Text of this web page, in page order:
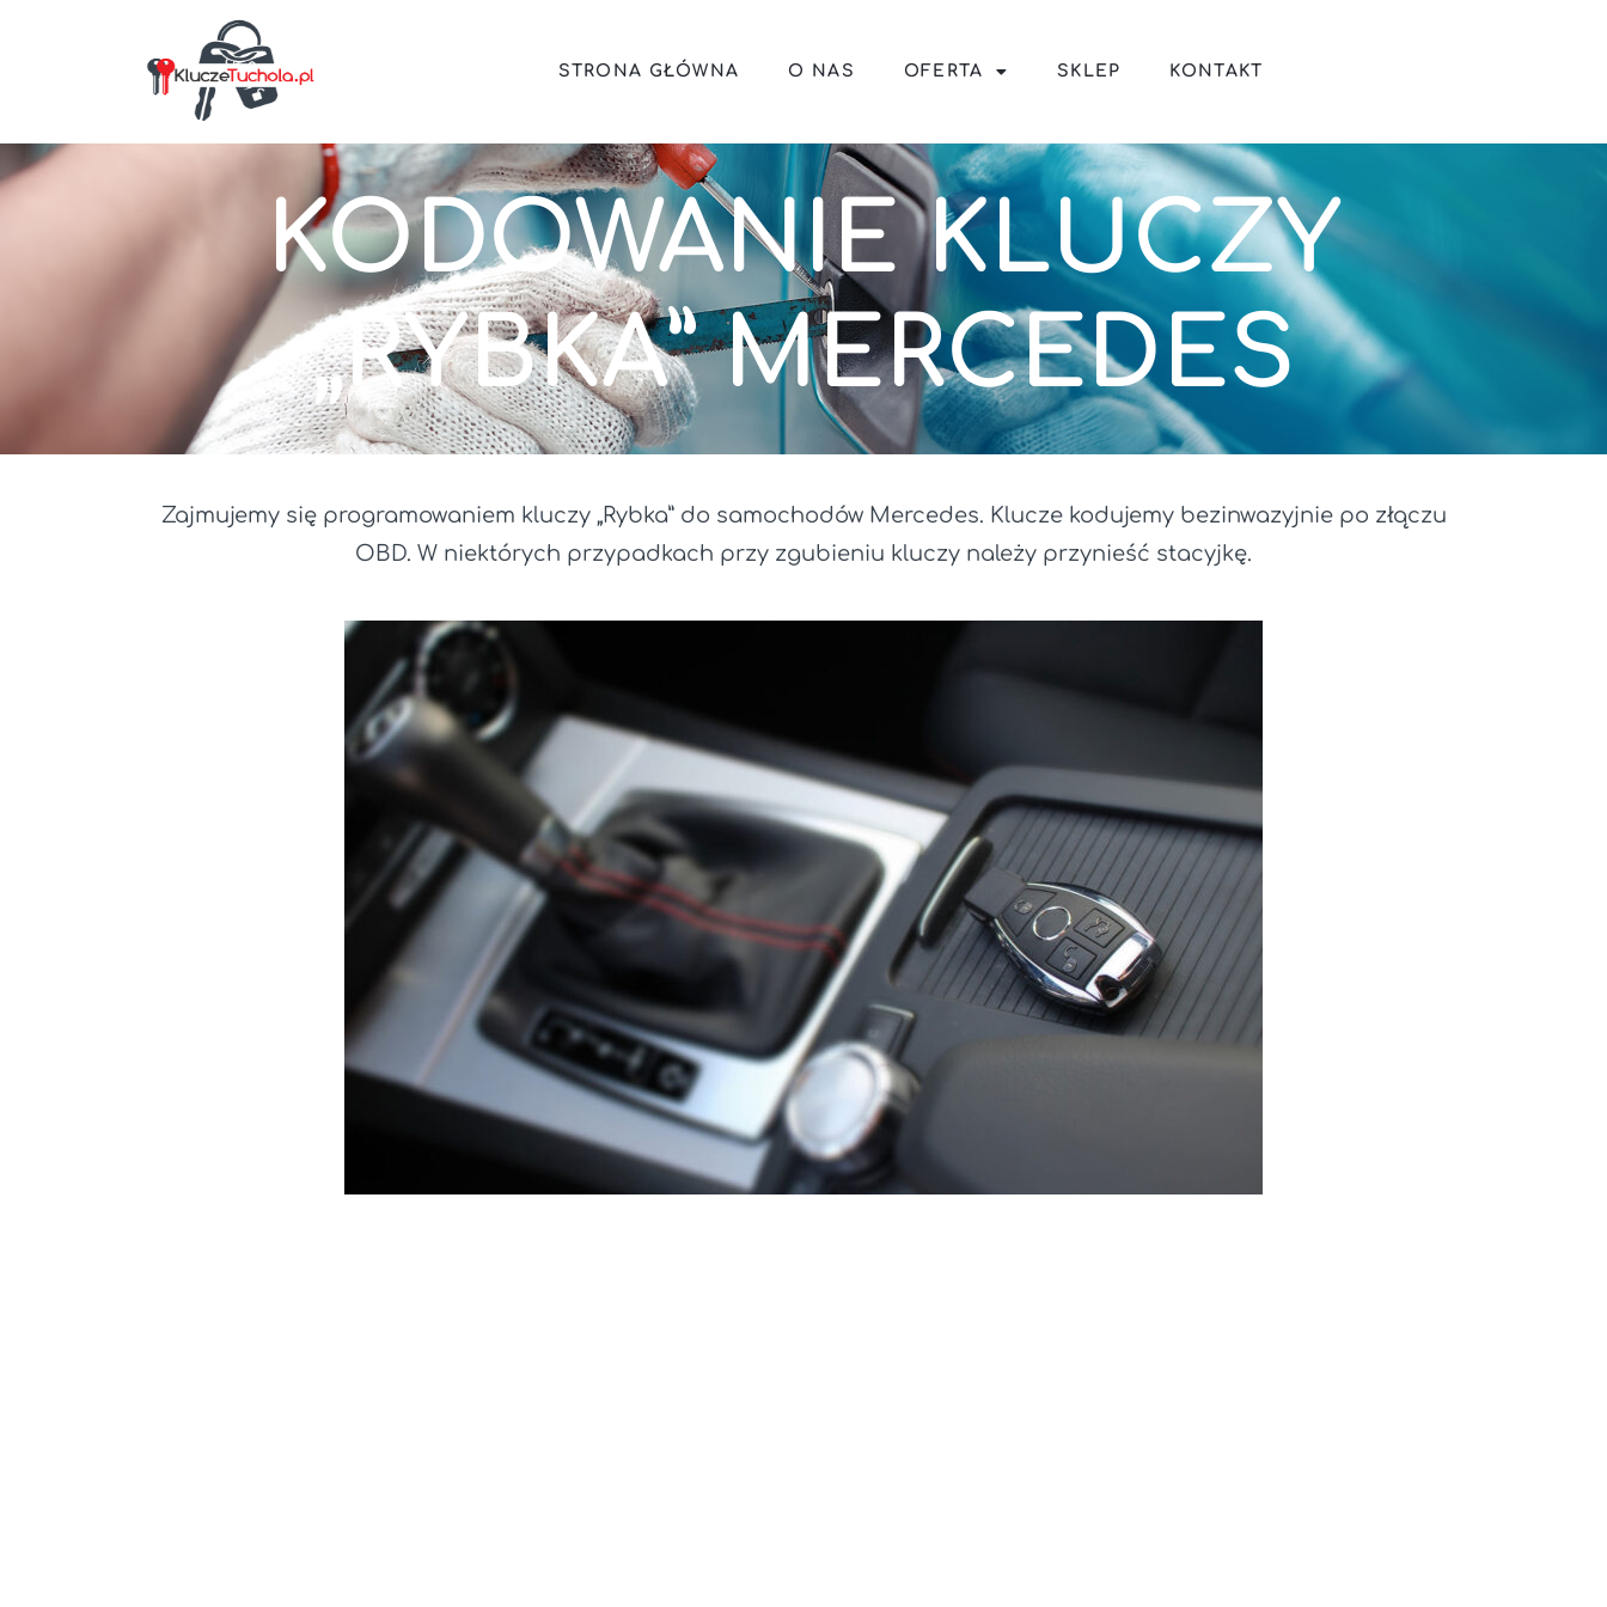
STRONA GŁÓWNA O NAS OFERTA SKLEP KONTAKT
KODOWANIE KLUCZY
„RYBKA” MERCEDES
Zajmujemy się programowaniem kluczy „Rybka” do samochodów Mercedes. Klucze kodujemy bezinwazyjnie po złączu
OBD. W niektórych przypadkach przy zgubieniu kluczy należy przynieść stacyjkę.